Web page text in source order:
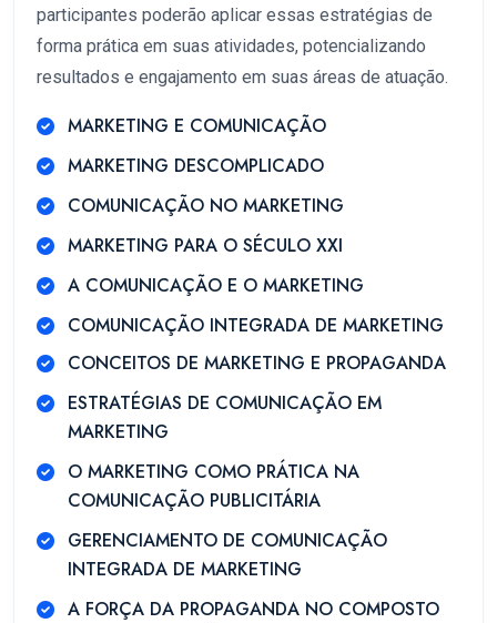
participantes poderão aplicar essas estratégias de
forma prática em suas atividades, potencializando
resultados e engajamento em suas áreas de atuação.
MARKETING E COMUNICAÇÃO
MARKETING DESCOMPLICADO
COMUNICAÇÃO NO MARKETING
MARKETING PARA O SÉCULO XXI
A COMUNICAÇÃO E O MARKETING
COMUNICAÇÃO INTEGRADA DE MARKETING
CONCEITOS DE MARKETING E PROPAGANDA
ESTRATÉGIAS DE COMUNICAÇÃO EM
MARKETING
O MARKETING COMO PRÁTICA NA
COMUNICAÇÃO PUBLICITÁRIA
GERENCIAMENTO DE COMUNICAÇÃO
INTEGRADA DE MARKETING
A FORÇA DA PROPAGANDA NO COMPOSTO